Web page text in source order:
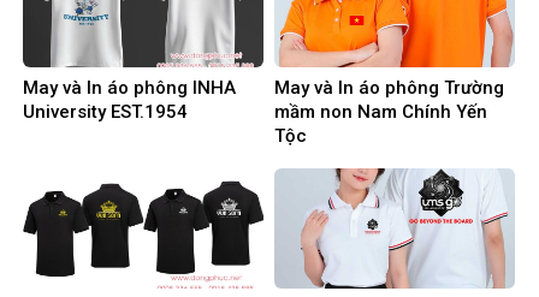
May và In áo phông INHA
University EST.1954
May và In áo phông Trường
mầm non Nam Chính Yến
Tộc